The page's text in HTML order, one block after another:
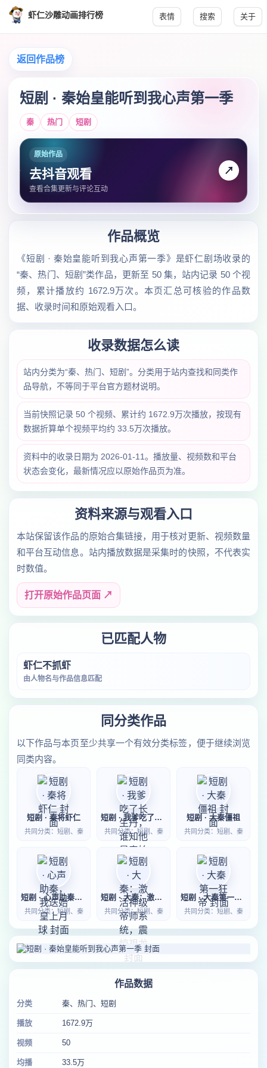
虾仁沙雕动画排行榜 表情 搜索 关于
返回作品榜
短剧 · 秦始皇能听到我心声第一季
秦 热门 短剧
原始作品
去抖音观看
查看合集更新与评论互动
↗
作品概览
《短剧 · 秦始皇能听到我心声第一季》是虾仁剧场收录的
“秦、热门、短剧”类作品，更新至 50 集，站内记录 50 个视
频，累计播放约 1672.9万次。本页汇总可核验的作品数
据、收录时间和原始观看入口。
收录数据怎么读
站内分类为“秦、热门、短剧”。分类用于站内查找和同类作
品导航，不等同于平台官方题材说明。
当前快照记录 50 个视频、累计约 1672.9万次播放，按现有
数据折算单个视频平均约 33.5万次播放。
资料中的收录日期为 2026-01-11。播放量、视频数和平台
状态会变化，最新情况应以原始作品页为准。
资料来源与观看入口
本站保留该作品的原始合集链接，用于核对更新、视频数量
和平台互动信息。站内播放数据是采集时的快照，不代表实
时数值。
打开原始作品页面 ↗
已匹配人物
虾仁不抓虾
由人物名与作品信息匹配
同分类作品
以下作品与本页至少共享一个有效分类标签，便于继续浏览
同类内容。
短剧 · 秦将虾仁
共同分类：短剧、秦
短剧 · 我爹吃了长生丹，谁知他是秦始皇
共同分类：短剧、秦
短剧 · 大秦僵祖
共同分类：短剧、秦
短剧 · 心声助秦，我送始皇上月球
共同分类：短剧、秦
短剧 · 大秦：激活神级帝师系统，震惊祖龙
共同分类：短剧、秦
短剧 · 大秦第一狂帝
共同分类：短剧、秦
作品数据
分类 秦、热门、短剧
播放 1672.9万
视频 50
均播 33.5万